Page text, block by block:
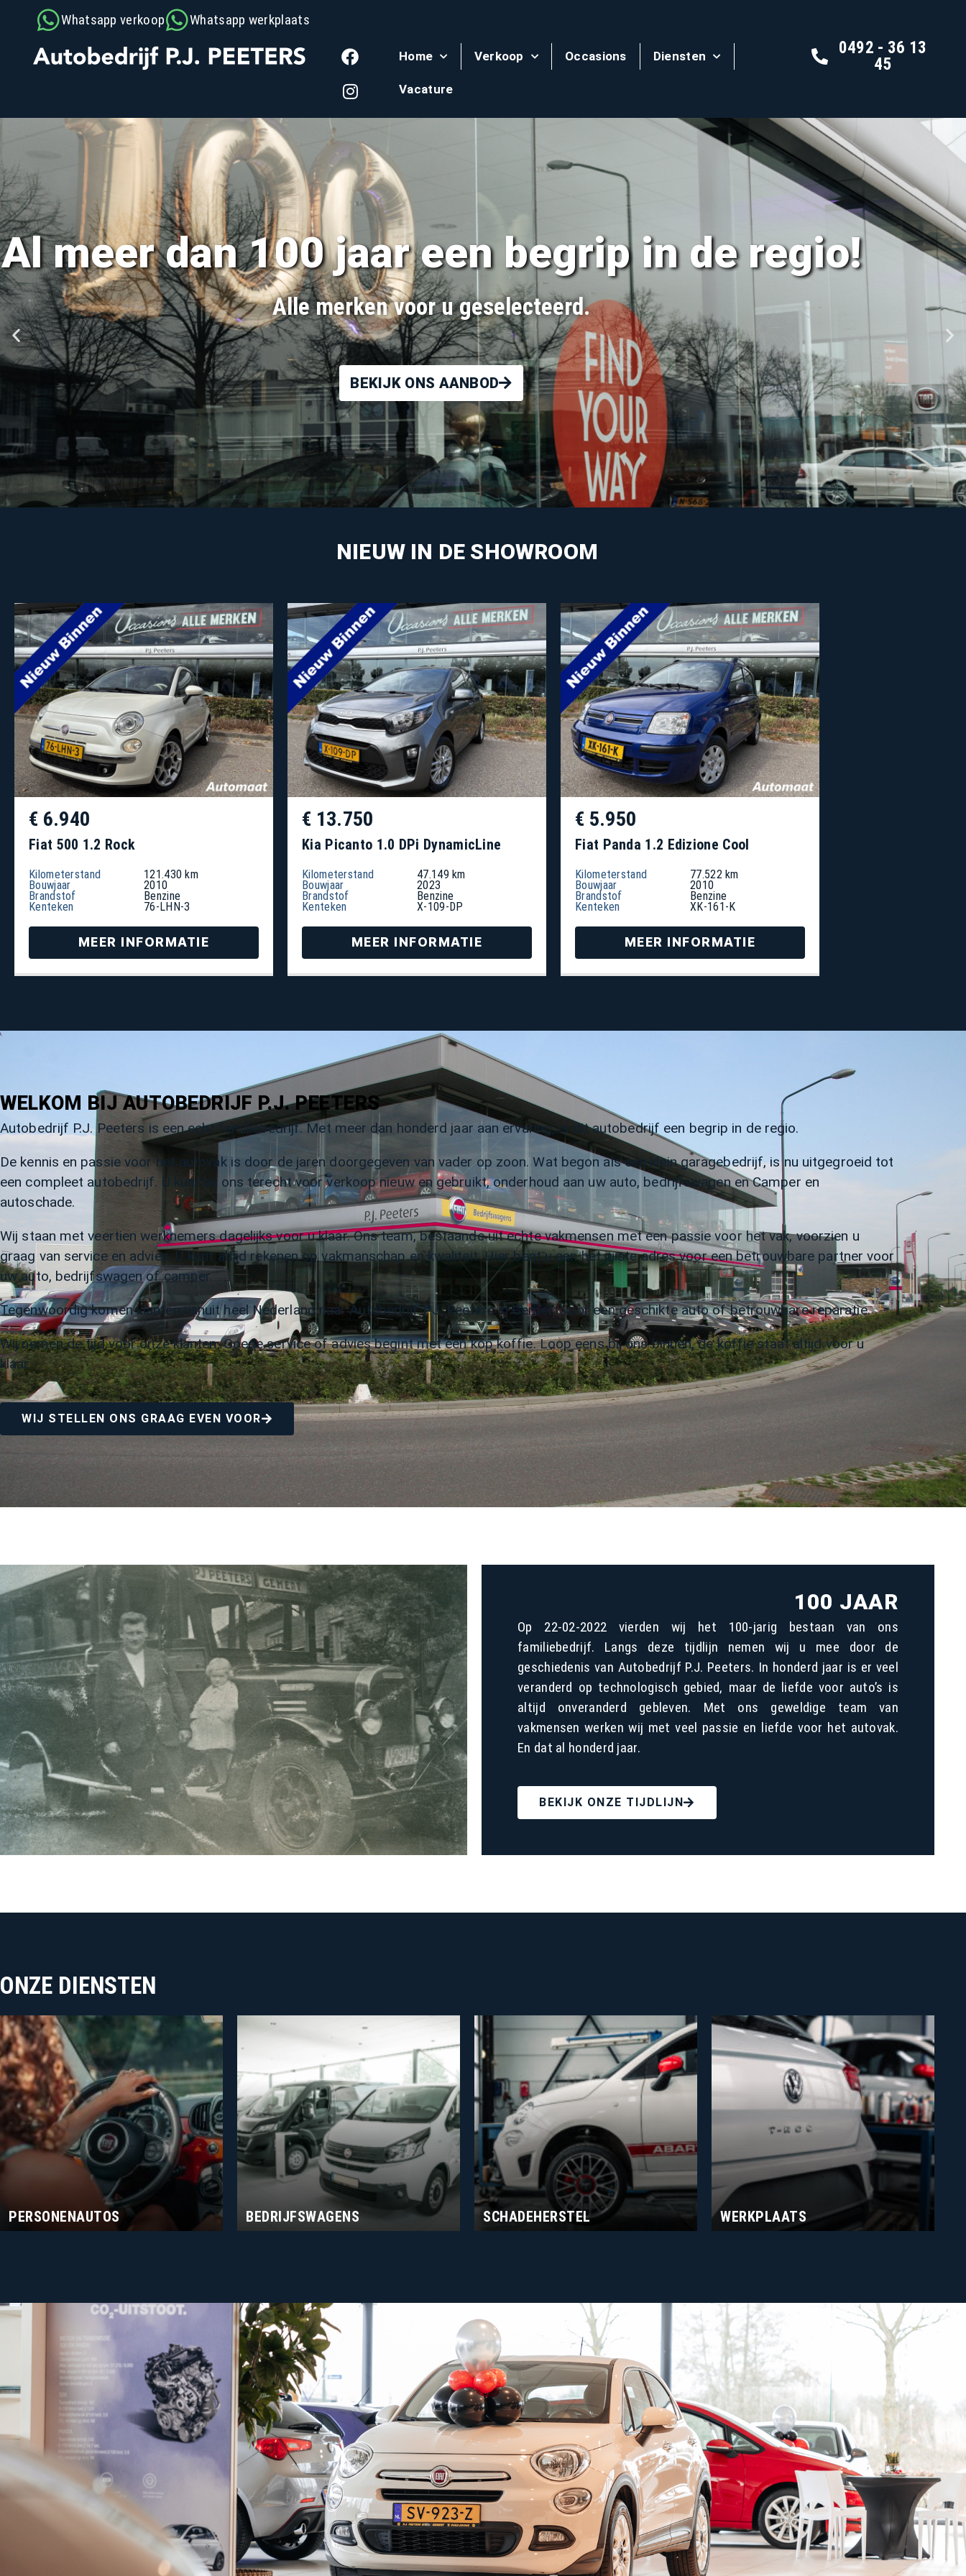
Whatsapp verkoop Whatsapp werkplaats
Home Verkoop Occasions Diensten
Vacature
0492 - 36 13
45
Al meer dan 100 jaar een begrip in de regio!
Alle merken voor u geselecteerd.
BEKIJK ONS AANBOD
NIEUW IN DE SHOWROOM
€ 6.940
Fiat 500 1.2 Rock
Kilometerstand 121.430 km
Bouwjaar 2010
Brandstof Benzine
Kenteken 76-LHN-3
MEER INFORMATIE
€ 13.750
Kia Picanto 1.0 DPi DynamicLine
Kilometerstand 47.149 km
Bouwjaar 2023
Brandstof Benzine
Kenteken X-109-DP
MEER INFORMATIE
€ 5.950
Fiat Panda 1.2 Edizione Cool
Kilometerstand 77.522 km
Bouwjaar 2010
Brandstof Benzine
Kenteken XK-161-K
MEER INFORMATIE
WELKOM BIJ AUTOBEDRIJF P.J. PEETERS
Autobedrijf P.J. Peeters is een echt familiebedrijf. Met meer dan honderd jaar aan ervaring, is dit autobedrijf een begrip in de regio.
De kennis en passie voor het autovak is door de jaren doorgegeven van vader op zoon. Wat begon als een klein garagebedrijf, is nu uitgegroeid tot
een compleet autobedrijf. U kunt bij ons terecht voor verkoop nieuw en gebruikt, onderhoud aan uw auto, bedrijfswagen en Camper en
autoschade.
Wij staan met veertien werknemers dagelijks voor u klaar. Ons team, bestaande uit echte vakmensen met een passie voor het vak, voorzien u
graag van service en advies. U kunt altijd rekenen op vakmanschap en kwaliteit. Hier bent u aan het juiste adres voor een betrouwbare partner voor
uw auto, bedrijfswagen of camper.
Tegenwoordig komen klanten vanuit heel Nederland naar Autobedrijf P.J. Peeters in Gemert voor een geschikte auto of betrouwbare reparatie.
Wij nemen de tijd voor onze klanten. Goede service of advies begint met een kop koffie. Loop eens bij ons binnen, de koffie staat altijd voor u
klaar.
WIJ STELLEN ONS GRAAG EVEN VOOR
100 JAAR
Op 22-02-2022 vierden wij het 100-jarig bestaan van ons
familiebedrijf. Langs deze tijdlijn nemen wij u mee door de
geschiedenis van Autobedrijf P.J. Peeters. In honderd jaar is er veel
veranderd op technologisch gebied, maar de liefde voor auto’s is
altijd onveranderd gebleven. Met ons geweldige team van
vakmensen werken wij met veel passie en liefde voor het autovak.
En dat al honderd jaar.
BEKIJK ONZE TIJDLIJN
ONZE DIENSTEN
PERSONENAUTOS BEDRIJFSWAGENS SCHADEHERSTEL WERKPLAATS